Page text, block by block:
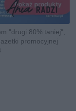
"drugi 80% taniej",
promocyjnej